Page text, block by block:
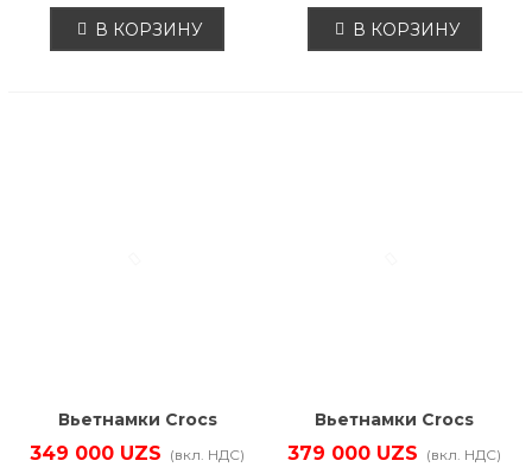
В КОРЗИНУ
В КОРЗИНУ
Вьетнамки Crocs
209410-001
349 000 UZS (вкл. НДС)
Вьетнамки Crocs
210089-309
379 000 UZS (вкл. НДС)